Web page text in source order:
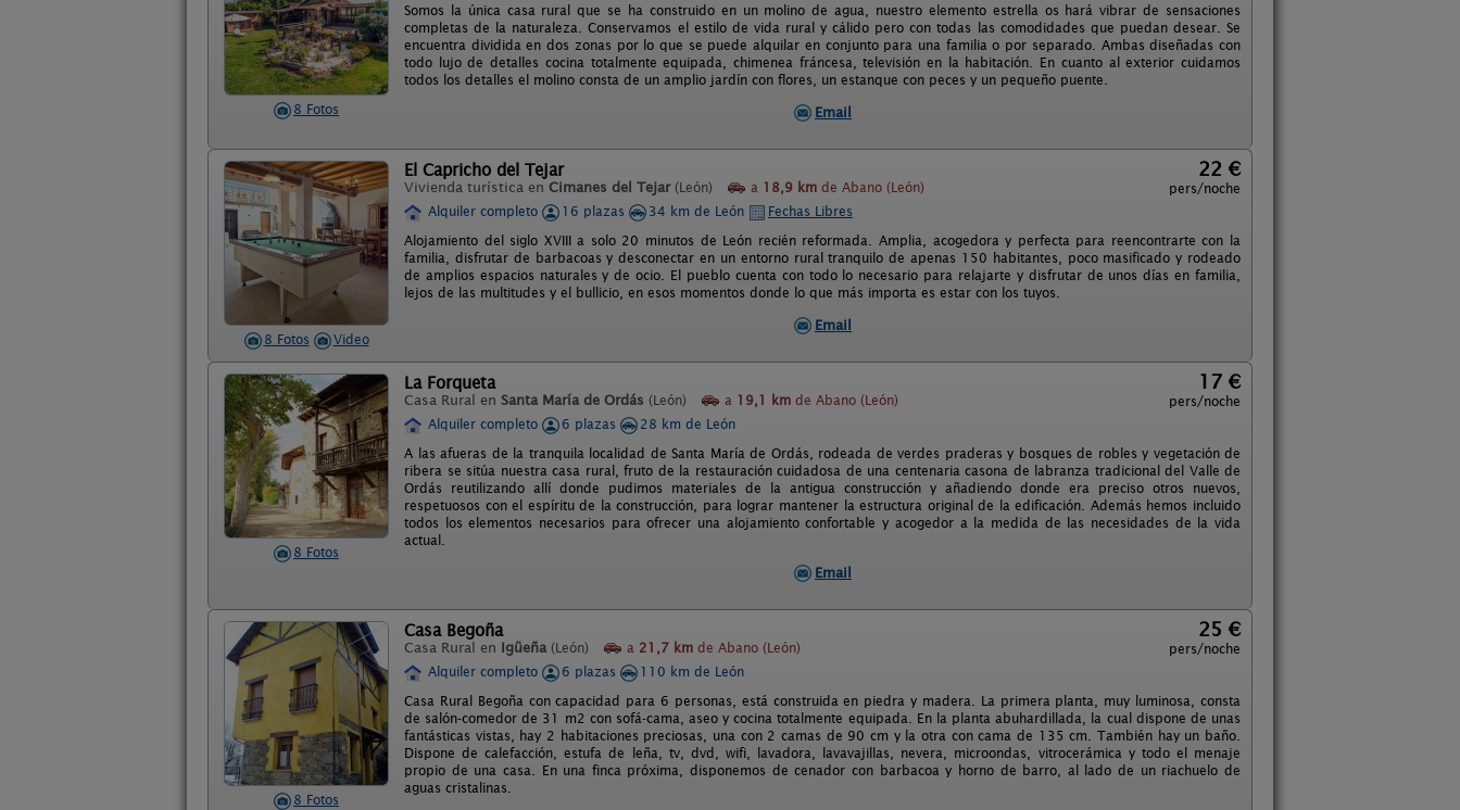
8 Fotos
Somos la única casa rural que se ha construido en un molino de agua, nuestro elemento estrella os hará vibrar de sensaciones
completas de la naturaleza. Conservamos el estilo de vida rural y cálido pero con todas las comodidades que puedan desear. Se
encuentra dividida en dos zonas por lo que se puede alquilar en conjunto para una familia o por separado. Ambas diseñadas con
todo lujo de detalles cocina totalmente equipada, chimenea fráncesa, televisión en la habitación. En cuanto al exterior cuidamos
todos los detalles el molino consta de un amplio jardín con flores, un estanque con peces y un pequeño puente.
Email
8 Fotos Video
El Capricho del Tejar
Vivienda turística en Cimanes del Tejar (León) a 18,9 km de Abano (León)
22 €
pers/noche
Alquiler completo
16 plazas 34 km de León
Fechas Libres
Alojamiento del siglo XVIII a solo 20 minutos de León recién reformada. Amplia, acogedora y perfecta para reencontrarte con la
familia, disfrutar de barbacoas y desconectar en un entorno rural tranquilo de apenas 150 habitantes, poco masificado y rodeado
de amplios espacios naturales y de ocio. El pueblo cuenta con todo lo necesario para relajarte y disfrutar de unos días en familia,
lejos de las multitudes y el bullicio, en esos momentos donde lo que más importa es estar con los tuyos.
Email
8 Fotos
La Forqueta
Casa Rural en Santa María de Ordás (León) a 19,1 km de Abano (León)
17 €
pers/noche
Alquiler completo
6 plazas
28 km de León
A las afueras de la tranquila localidad de Santa María de Ordás, rodeada de verdes praderas y bosques de robles y vegetación de
ribera se sitúa nuestra casa rural, fruto de la restauración cuidadosa de una centenaria casona de labranza tradicional del Valle de
Ordás reutilizando allí donde pudimos materiales de la antigua construcción y añadiendo donde era preciso otros nuevos,
respetuosos con el espíritu de la construcción, para lograr mantener la estructura original de la edificación. Además hemos incluido
todos los elementos necesarios para ofrecer una alojamiento confortable y acogedor a la medida de las necesidades de la vida
actual.
Email
8 Fotos
Casa Begoña
Casa Rural en Igüeña (León) a 21,7 km de Abano (León)
25 €
pers/noche
Alquiler completo
6 plazas
110 km de León
Casa Rural Begoña con capacidad para 6 personas, está construida en piedra y madera. La primera planta, muy luminosa, consta
de salón-comedor de 31 m2 con sofá-cama, aseo y cocina totalmente equipada. En la planta abuhardillada, la cual dispone de unas
fantásticas vistas, hay 2 habitaciones preciosas, una con 2 camas de 90 cm y la otra con cama de 135 cm. También hay un baño.
Dispone de calefacción, estufa de leña, tv, dvd, wifi, lavadora, lavavajillas, nevera, microondas, vitrocerámica y todo el menaje
propio de una casa. En una finca próxima, disponemos de cenador con barbacoa y horno de barro, al lado de un riachuelo de
aguas cristalinas.